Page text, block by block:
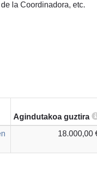
la Coordinadora, etc.
Agindutakoa guztira
18.000,00